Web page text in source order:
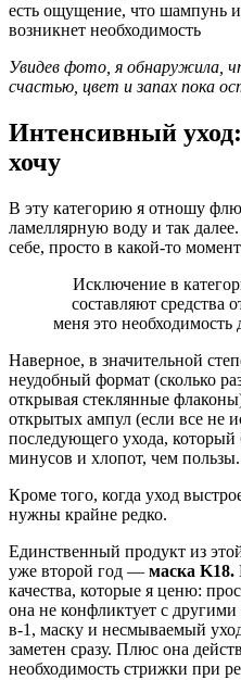
есть ощущение, что шампунь
возникнет необходимость
Увидев фото, я обнаружила,
счастью, цвет и запах пока
Интенсивный
хочу
В эту категорию я отношу
ламеллярную воду и так
себе, просто в какой-то
Исключение в
составляют средства
меня это
Наверное, в значительной
неудобный формат (сколько
открывая стеклянные
открытых ампул (если все не
последующего ухода,
минусов и хлопот, чем пользы.
Кроме того, когда уход
нужны крайне редко.
Единственный продукт из
уже второй год — маска K18.
качества, которые я ценю:
она не конфликтует с другими
в-1, маску и несмываемый
заметен сразу. Плюс она
необходимость стрижки при